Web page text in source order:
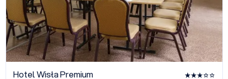
Hotel Wisła Premium